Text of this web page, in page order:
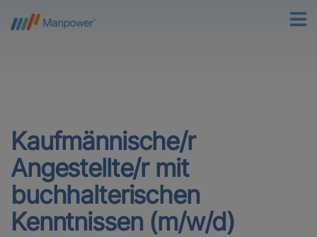
Kaufmännische/r
Angestellte/r mit
buchhalterischen
Kenntnissen (m/w/d)